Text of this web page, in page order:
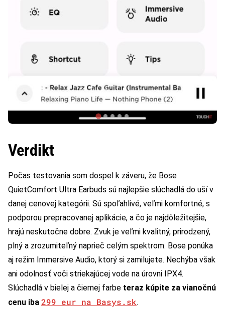
Verdikt
Počas testovania som dospel k záveru, že Bose
QuietComfort Ultra Earbuds sú najlepšie slúchadlá do uší v
danej cenovej kategórii. Sú spoľahlivé, veľmi komfortné, s
podporou prepracovanej aplikácie, a čo je najdôležitejšie,
hrajú neskutočne dobre. Zvuk je veľmi kvalitný, prirodzený,
plný a zrozumiteľný naprieč celým spektrom. Bose ponúka
aj režim Immersive Audio, ktorý si zamilujete. Nechýba však
ani odolnosť voči striekajúcej vode na úrovni IPX4.
Slúchadlá v bielej a čiernej farbe teraz kúpite za vianočnú
cenu iba 299 eur na Basys.sk.